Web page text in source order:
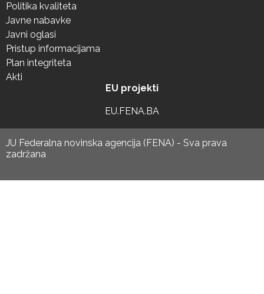
Politika kvaliteta
Javne nabavke
Javni oglasi
Pristup informacijama
Plan integriteta
Akti
EU projekti
EU.FENA.BA
JU Federalna novinska agencija (FENA) - Sva prava
zadržana